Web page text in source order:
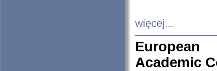
więcej...
European
Academic